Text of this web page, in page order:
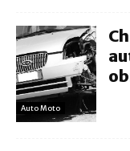
Auto Moto